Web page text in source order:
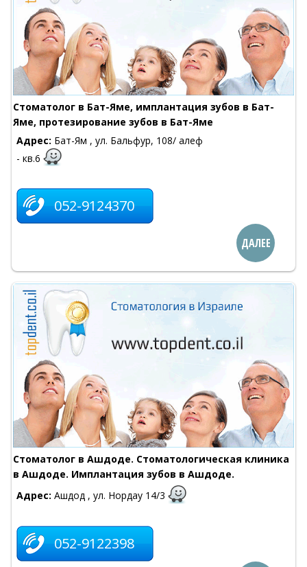
Cтоматолог в Бат-Яме, имплантация зубов в Бат-
Яме, протезирование зубов в Бат-Яме
Адрес: Бат-Ям , ул. Бальфур, 108/ алеф
- кв.6
052-9124370
ДАЛЕЕ
Стоматолог в Ашдоде. Стоматологическая клиника
в Ашдоде. Имплантация зубов в Ашдоде.
Адрес: Ашдод , ул. Нордау 14/3
052-9122398